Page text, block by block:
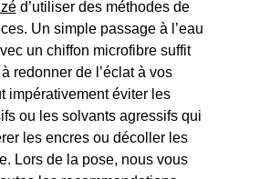
d’utiliser des méthodes de
Un simple passage à l’eau
un chiffon microfibre suffit
redonner de l’éclat à vos
impérativement éviter les
ou les solvants agressifs qui
les encres ou décoller les
Lors de la pose, nous vous